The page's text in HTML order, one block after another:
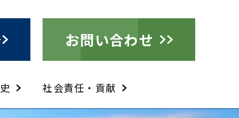
お問い合わせ
法の紹介
）工法
社会責任・貢献